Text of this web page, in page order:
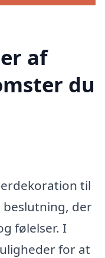
af
du
til
beslutning, der
følelser. I
for at